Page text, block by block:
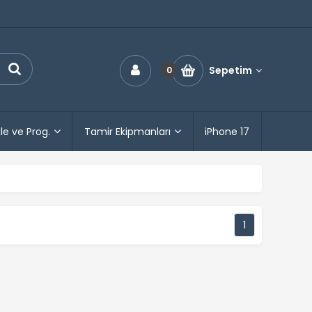
0 Sepetim
ve Prog. Tamir Ekipmanları iPhone 17
1